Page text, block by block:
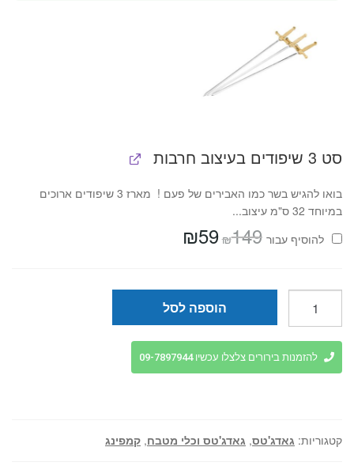
סט 3 שיפודים בעיצוב חרבות
בואו להגיש בשר כמו האבירים של פעם ! מארז 3 שיפודים ארוכים
במיוחד 32 ס"מ עיצוב...
להוסיף⁦⁩ עבור
₪149 המחיר
המקורי
₪59
תבנית
להכנת
שיפוד
!
הוספה לסל
להזמנות בירורים צלצלו עכשיו 09-7897944
קטגוריות: גאדג'טס, גאדג'טס וכלי מטבח, קמפינג